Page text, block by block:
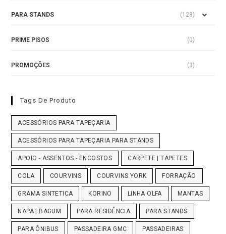
PARA STANDS (128)
PRIME PISOS (0)
PROMOÇÕES (3)
Tags De Produto
ACESSÓRIOS PARA TAPEÇARIA
ACESSÓRIOS PARA TAPEÇARIA PARA STANDS
APOIO - ASSENTOS - ENCOSTOS CARPETE | TAPETES
COLA COURVINS COURVINS YORK FORRAÇÃO
GRAMA SINTETICA KORINO LINHA OLFA MANTAS
NAPA | BAGUM PARA RESIDÊNCIA PARA STANDS
PARA ÔNIBUS PASSADEIRA GMC PASSADEIRAS